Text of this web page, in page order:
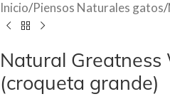
Inicio/Piensos Naturales gatos/
Natural Greatness
(croqueta grande)